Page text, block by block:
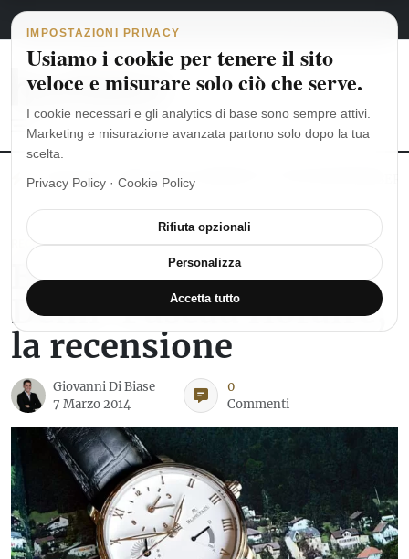
Vai al contenuto
Navigazione principale
7 agosto 2026 italiano
MoonSwatch: dalle origini al MISSION TO THE MOONPHASE
RECENSIONI OROLOGI
Blancpain Villeret
Demi-Fuseau Horaire,
la recensione
Giovanni Di Biase
7 Marzo 2014
0
Commenti
IMPOSTAZIONI PRIVACY
Usiamo i cookie per tenere il sito
veloce e misurare solo ciò che serve.
I cookie necessari e gli analytics di base sono sempre attivi.
Marketing e misurazione avanzata partono solo dopo la tua
scelta.
Privacy Policy · Cookie Policy
Rifiuta opzionali
Personalizza
Accetta tutto